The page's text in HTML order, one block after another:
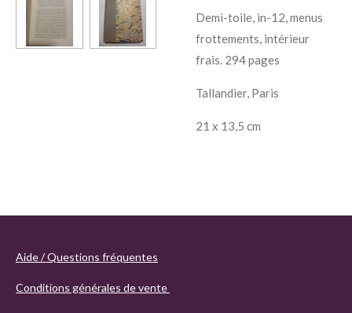
Demi-toile, in-12, menus
frottements, intérieur
frais. 294 pages
Tallandier, Paris
21 x 13,5 cm
Aide / Questions fréquentes
Conditions générales de vente